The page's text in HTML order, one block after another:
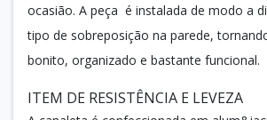
ocasião. A peça é instalada de modo a
tipo de sobreposição na parede,
bonito, organizado e bastante funcional.
ITEM DE RESISTÊNCIA E LEVEZA